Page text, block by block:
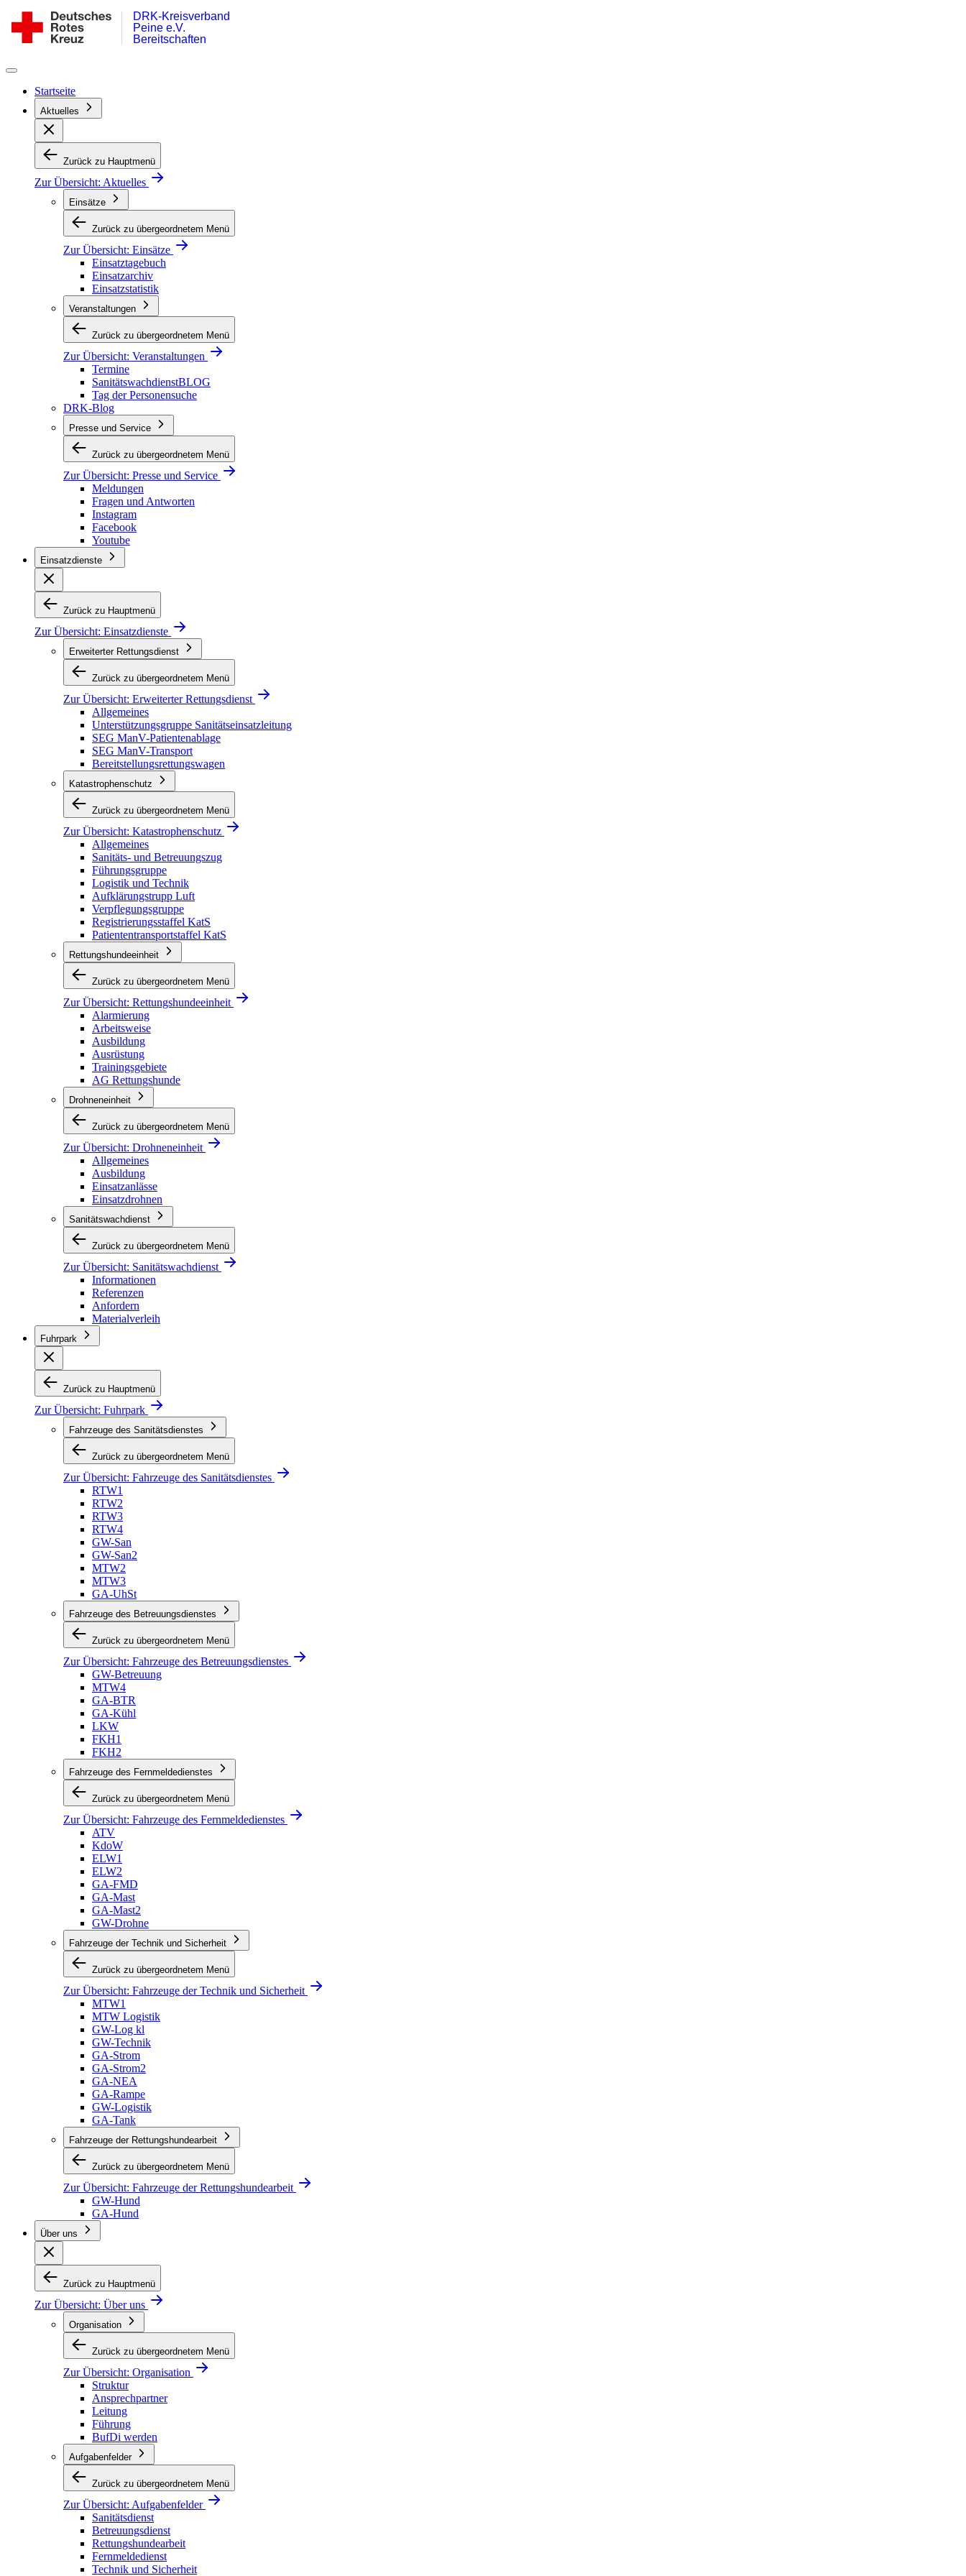
Inhalt
springen
Bereitschaft
Peine
Bereitschaften
Peine e.V.
DRK-Kreisverband
Startseite
Aktuelles
Zurück zu Hauptmenü
Zur Übersicht: Aktuelles
Einsätze
Zurück zu übergeordnetem Menü
Zur Übersicht: Einsätze
Einsatztagebuch
Einsatzarchiv
Einsatzstatistik
Veranstaltungen
Zurück zu übergeordnetem Menü
Zur Übersicht: Veranstaltungen
Termine
SanitätswachdienstBLOG
Tag der Personensuche
DRK-Blog
Presse und Service
Zurück zu übergeordnetem Menü
Zur Übersicht: Presse und Service
Meldungen
Fragen und Antworten
Instagram
Facebook
Youtube
Einsatzdienste
Zurück zu Hauptmenü
Zur Übersicht: Einsatzdienste
Erweiterter Rettungsdienst
Zurück zu übergeordnetem Menü
Zur Übersicht: Erweiterter Rettungsdienst
Allgemeines
Unterstützungsgruppe Sanitätseinsatzleitung
SEG ManV-Patientenablage
SEG ManV-Transport
Bereitstellungsrettungswagen
Katastrophenschutz
Zurück zu übergeordnetem Menü
Zur Übersicht: Katastrophenschutz
Allgemeines
Sanitäts- und Betreuungszug
Führungsgruppe
Logistik und Technik
Aufklärungstrupp Luft
Verpflegungsgruppe
Registrierungsstaffel KatS
Patiententransportstaffel KatS
Rettungshundeeinheit
Zurück zu übergeordnetem Menü
Zur Übersicht: Rettungshundeeinheit
Alarmierung
Arbeitsweise
Ausbildung
Ausrüstung
Trainingsgebiete
AG Rettungshunde
Drohneneinheit
Zurück zu übergeordnetem Menü
Zur Übersicht: Drohneneinheit
Allgemeines
Ausbildung
Einsatzanlässe
Einsatzdrohnen
Sanitätswachdienst
Zurück zu übergeordnetem Menü
Zur Übersicht: Sanitätswachdienst
Informationen
Referenzen
Anfordern
Materialverleih
Fuhrpark
Zurück zu Hauptmenü
Zur Übersicht: Fuhrpark
Fahrzeuge des Sanitätsdienstes
Zurück zu übergeordnetem Menü
Zur Übersicht: Fahrzeuge des Sanitätsdienstes
RTW1
RTW2
RTW3
RTW4
GW-San
GW-San2
MTW2
MTW3
GA-UhSt
Fahrzeuge des Betreuungsdienstes
Zurück zu übergeordnetem Menü
Zur Übersicht: Fahrzeuge des Betreuungsdienstes
GW-Betreuung
MTW4
GA-BTR
GA-Kühl
LKW
FKH1
FKH2
Fahrzeuge des Fernmeldedienstes
Zurück zu übergeordnetem Menü
Zur Übersicht: Fahrzeuge des Fernmeldedienstes
ATV
KdoW
ELW1
ELW2
GA-FMD
GA-Mast
GA-Mast2
GW-Drohne
Fahrzeuge der Technik und Sicherheit
Zurück zu übergeordnetem Menü
Zur Übersicht: Fahrzeuge der Technik und Sicherheit
MTW1
MTW Logistik
GW-Log kl
GW-Technik
GA-Strom
GA-Strom2
GA-NEA
GA-Rampe
GW-Logistik
GA-Tank
Fahrzeuge der Rettungshundearbeit
Zurück zu übergeordnetem Menü
Zur Übersicht: Fahrzeuge der Rettungshundearbeit
GW-Hund
GA-Hund
Über uns
Zurück zu Hauptmenü
Zur Übersicht: Über uns
Organisation
Zurück zu übergeordnetem Menü
Zur Übersicht: Organisation
Struktur
Ansprechpartner
Leitung
Führung
BufDi werden
Aufgabenfelder
Zurück zu übergeordnetem Menü
Zur Übersicht: Aufgabenfelder
Sanitätsdienst
Betreuungsdienst
Rettungshundearbeit
Fernmeldedienst
Technik und Sicherheit